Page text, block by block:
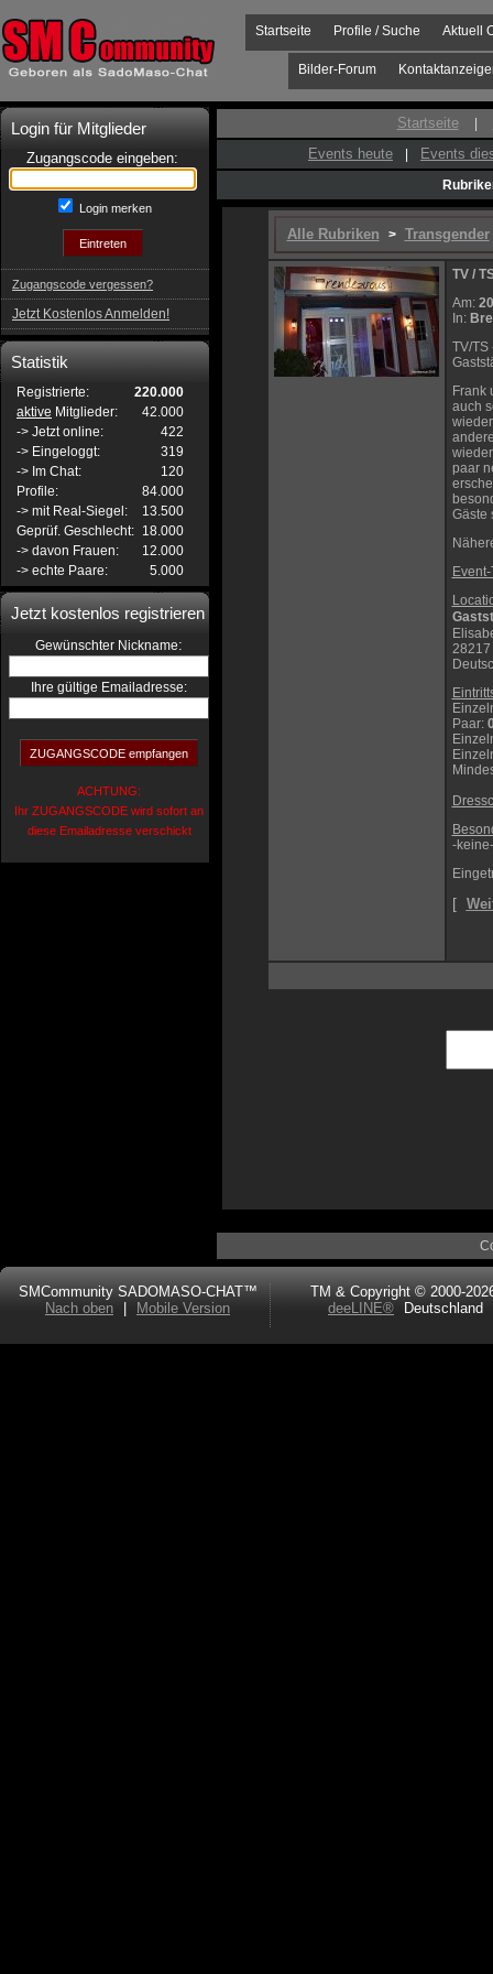
Aktuell
Profile / Suche
Startseite
Bilder-Forum
Login für Mitglieder
Zugangscode eingeben:
Login merken
Zugangscode vergessen?
Jetzt Kostenlos Anmelden!
Statistik
Registrierte:
220.000
aktive Mitglieder:
42.000
-> Jetzt online:
422
-> Eingeloggt:
319
-> Im Chat:
120
Profile:
84.000
-> mit Real-Siegel:
13.500
Geprüf. Geschlecht: 18.000
-> davon Frauen:
12.000
-> echte Paare:
5.000
Jetzt kostenlos registrieren
Gewünschter Nickname:
Ihre gültige Emailadresse:
ACHTUNG:
Ihr ZUGANGSCODE wird sofort an
diese Emailadresse verschickt
Startseite
Events heute
Events
Alle Rubriken > Transgender
TV /
Am:
In:
TV/TS
Frank
auch
paar
Gäste
Event-
28217
Paar:
-keine-
[
SMCommunity SADOMASO-CHAT™
Nach oben
Mobile Version
TM & Copyright © 2000-
deeLINE®
Deutschland